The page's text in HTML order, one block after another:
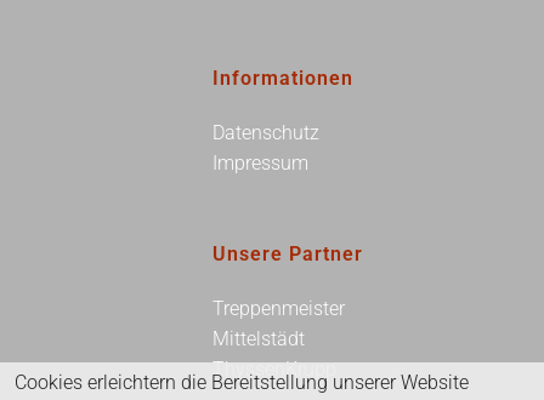
Informationen
Datenschutz
Impressum
Unsere Partner
Treppenmeister
Mittelstädt
ThyssenKrupp
Cookies erleichtern die Bereitstellung unserer Website